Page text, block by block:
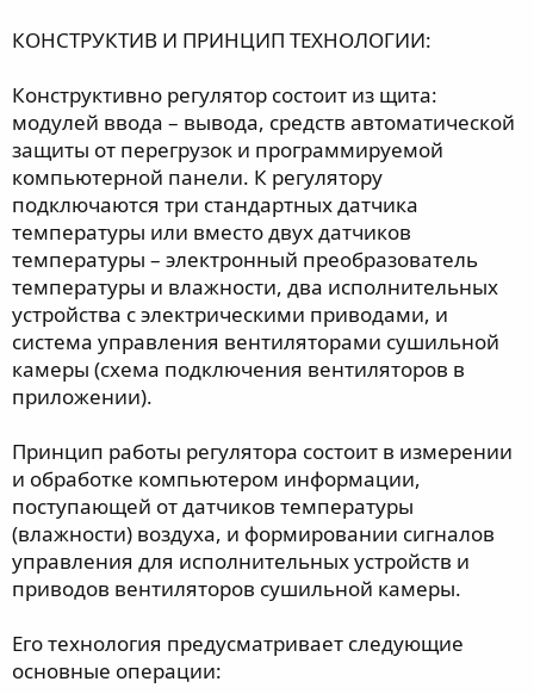
КОНСТРУКТИВ И ПРИНЦИП ТЕХНОЛОГИИ:
Конструктивно регулятор состоит из щита:
модулей ввода – вывода, средств автоматической
защиты от перегрузок и программируемой
компьютерной панели. К регулятору
подключаются три стандартных датчика
температуры или вместо двух датчиков
температуры – электронный преобразователь
температуры и влажности, два исполнительных
устройства с электрическими приводами, и
система управления вентиляторами сушильной
камеры (схема подключения вентиляторов в
приложении).
Принцип работы регулятора состоит в измерении
и обработке компьютером информации,
поступающей от датчиков температуры
(влажности) воздуха, и формировании сигналов
управления для исполнительных устройств и
приводов вентиляторов сушильной камеры.
Его технология предусматривает следующие
основные операции: